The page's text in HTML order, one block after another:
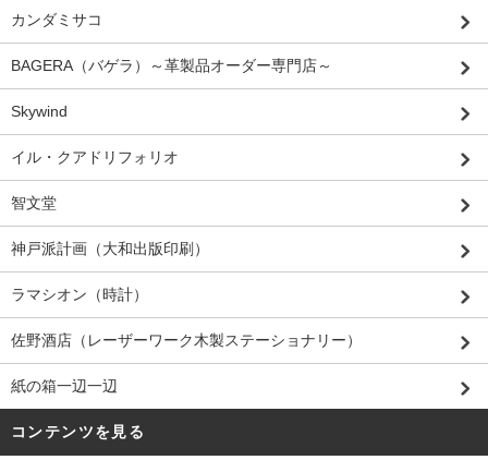
カンダミサコ
BAGERA（バゲラ）～革製品オーダー専門店～
Skywind
イル・クアドリフォリオ
智文堂
神戸派計画（大和出版印刷）
ラマシオン（時計）
佐野酒店（レーザーワーク木製ステーショナリー）
紙の箱一辺一辺
コンテンツを見る